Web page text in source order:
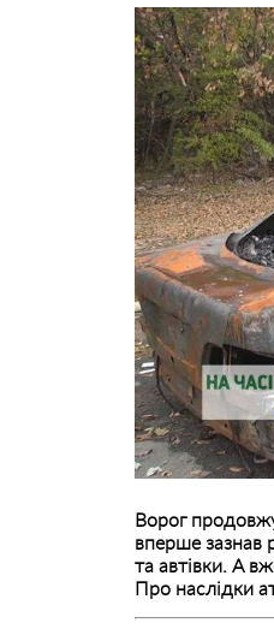
Ворог
вперше зазнав
та автівки. А
Про наслідки